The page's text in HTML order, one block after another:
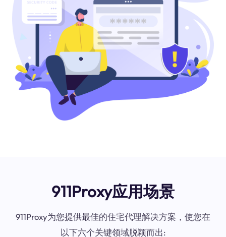
911Proxy应用场景
911Proxy为您提供最佳的住宅代理解决方案，使您在
以下六个关键领域脱颖而出: